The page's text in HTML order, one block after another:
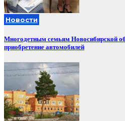
Новости
Многодетным семьям Новосибирской
приобретение автомобилей